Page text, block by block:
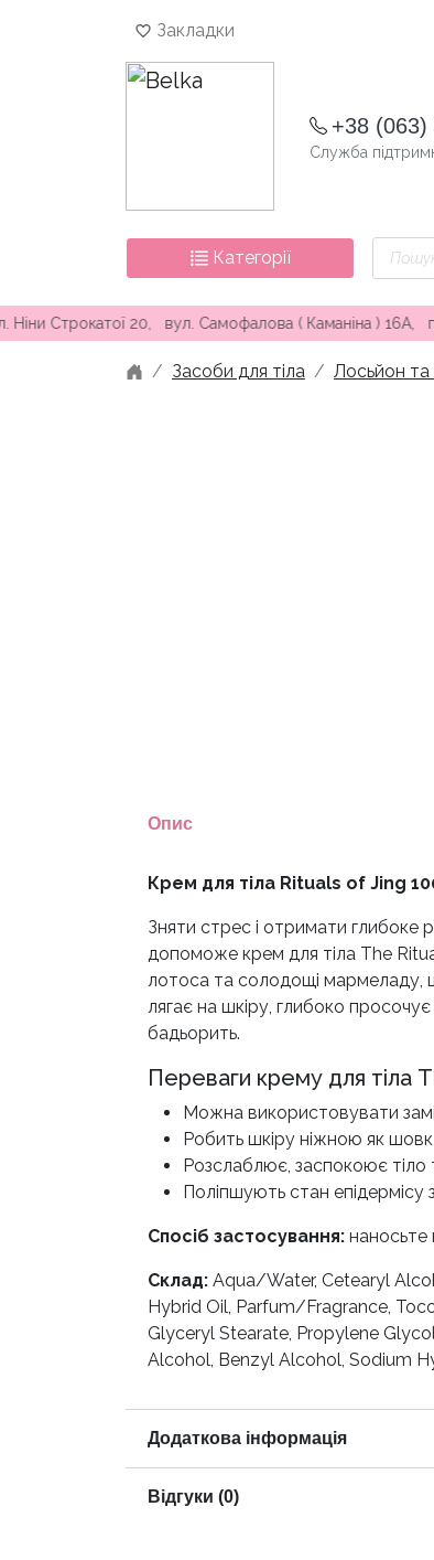
Закладки
+38 (063)
Служба
Категорії
Пошук
20, вул. Самофалова ( Каманіна ) 16А,
Засоби для тіла Лосьйон та
Опис
Крем для тіла Rituals of Jing
Зняти стрес і отримати глибоке
допоможе крем для тіла The
лотоса та солодощі мармеладу,
лягає на шкіру, глибоко
бадьорить.
Переваги крему для тіла
Можна використовувати
Робить шкіру ніжною як шовк
Розслаблює, заспокоює
Поліпшують стан епідермісу
Спосіб застосування:
Склад: Aqua/Water, Cetearyl
Hybrid Oil, Parfum/Fragrance,
Glyceryl Stearate, Propylene
Alcohol, Benzyl Alcohol, Sodium
Додаткова інформація
Відгуки (0)